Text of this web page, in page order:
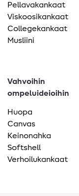
Pellavakankaat
Viskoosikankaat
Collegekankaat
Musliini
Vahvoihin
ompeluideioihin
Huopa
Canvas
Keinonahka
Softshell
Verhoilukankaat